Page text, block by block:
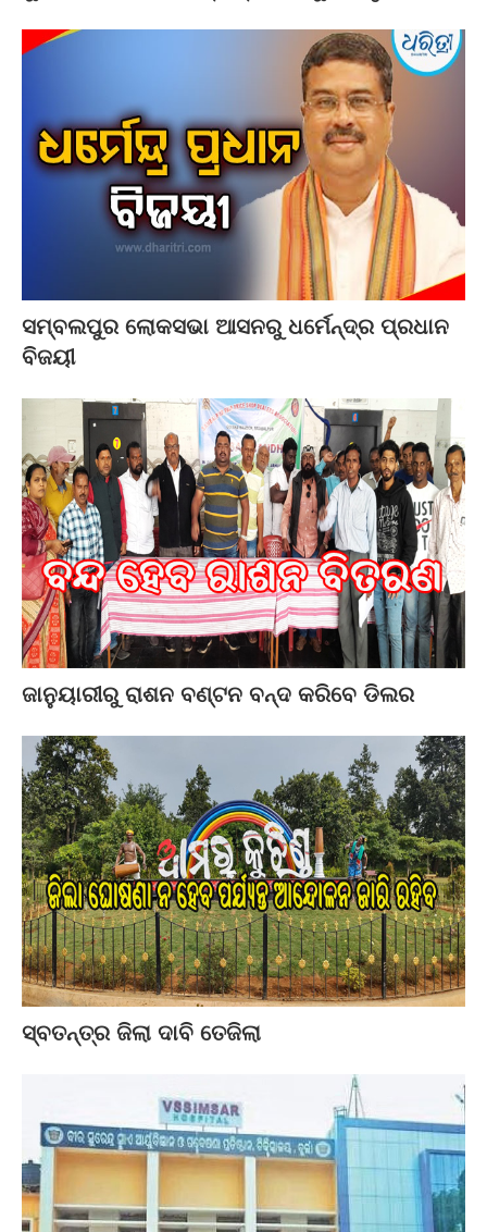
ସମ୍ବଲପୁର ଲୋକସଭା ଆସନରୁ ଧର୍ମେନ୍ଦ୍ର ପ୍ରଧାନ
ବିଜୟୀ
ଜାନୁୟାରୀରୁ ରାଶନ ବଣ୍ଟନ ବନ୍ଦ କରିବେ ଡିଲର
ସ୍ବତନ୍ତ୍ର ଜିଲା ଦାବି ତେଜିଲା